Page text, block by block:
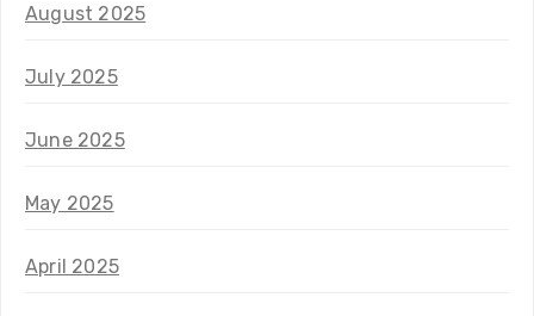
August 2025
July 2025
June 2025
May 2025
April 2025